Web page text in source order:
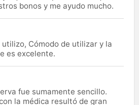
bonos y me ayudo mucho.
utilizo, Cómodo de utilizar y la
es excelente.
fue sumamente sencillo.
la médica resultó de gran